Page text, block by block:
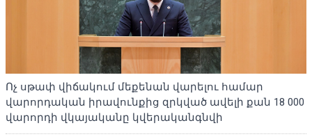
Ոչ սթափ վիճակում մեքենան վարելու համար
վարորդական իրավունքից զրկված ավելի քան 18 000
վարորդի վկայականը կվերականգնվի